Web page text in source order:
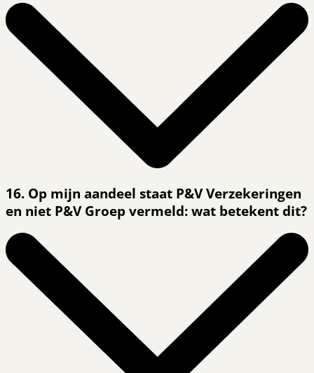
16. Op mijn aandeel staat P&V Verzekeringen
en niet P&V Groep vermeld: wat betekent dit?